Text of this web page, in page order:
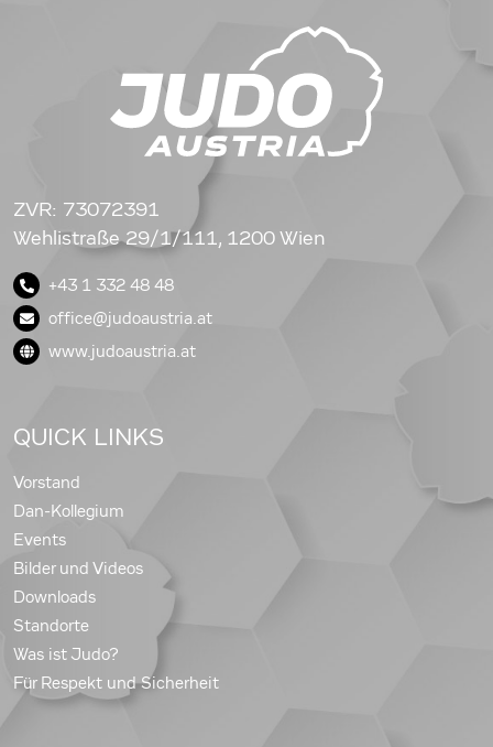
ZVR: 73072391
Wehlistraße 29/1/111, 1200 Wien
+43 1 332 48 48
office@judoaustria.at
www.judoaustria.at
QUICK LINKS
Vorstand
Dan-Kollegium
Events
Bilder und Videos
Downloads
Standorte
Was ist Judo?
Für Respekt und Sicherheit